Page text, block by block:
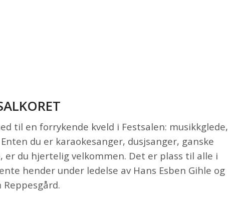
til en forrykende kveld i Festsalen: musikkglede,
du er karaokesanger, dusjsanger, ganske
du hjertelig velkommen. Det er plass til alle i
hender under ledelse av Hans Esben Gihle og